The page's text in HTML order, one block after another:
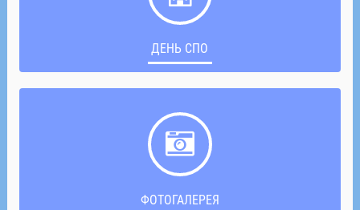
ДЕНЬ СПО
ФОТОГАЛЕРЕЯ